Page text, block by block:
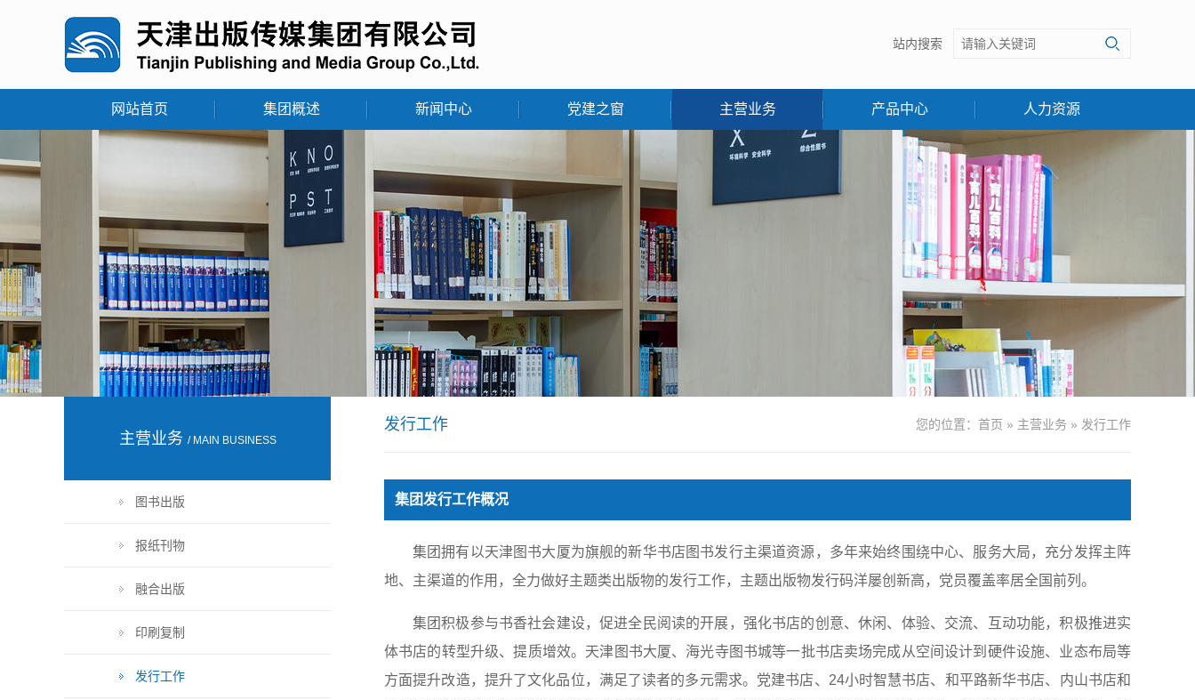
站内搜索
网站首页 集团概述 新闻中心 党建之窗 主营业务 产品中心 人力资源
主营业务 / MAIN BUSINESS
图书出版
报纸刊物
融合出版
印刷复制
发行工作
发行工作 您的位置： 首页 » 主营业务 » 发行工作
集团发行工作概况
集团拥有以天津图书大厦为旗舰的新华书店图书发行主渠道资源，多年来始终围绕中心、服务大局，充分发挥主阵
地、主渠道的作用，全力做好主题类出版物的发行工作，主题出版物发行码洋屡创新高，党员覆盖率居全国前列。
集团积极参与书香社会建设，促进全民阅读的开展，强化书店的创意、休闲、体验、交流、互动功能，积极推进实
体书店的转型升级、提质增效。天津图书大厦、海光寺图书城等一批书店卖场完成从空间设计到硬件设施、业态布局等
方面提升改造，提升了文化品位，满足了读者的多元需求。党建书店、24小时智慧书店、和平路新华书店、内山书店和